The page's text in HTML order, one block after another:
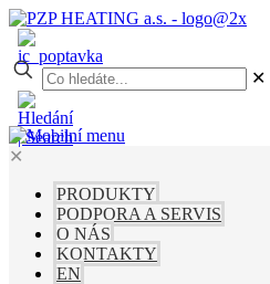
✕
✕
PRODUKTY
PODPORA A SERVIS
O NÁS
KONTAKTY
EN